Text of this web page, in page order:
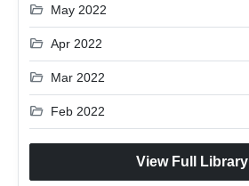
folder_open May 2022
folder_open Apr 2022
folder_open Mar 2022
folder_open Feb 2022
View Full Library